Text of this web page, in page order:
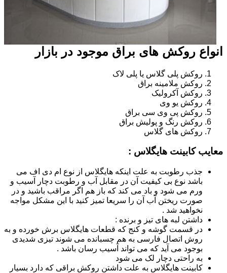
انواع روکش های براق موجود در بازار
روکش پلی گلاس یا پلی لاک
روکش ملامینه براق
روکش آکرولیک
روکش یو وی
روکش پی وی سی براق
روکش رنگ و پولیش براق
روکش های گلاس
معایب کابینت هایگلاس :
جذب رطوبت به علت اینکه هایگلاس از نوع ام دی اف می
باشد نوع بی کیفیت آن در مقابل آب و رطوبت دچار آسیب و
ورم می شود و باد می کند که باز هم اگر مراقب باشید و در
صورت ریختن آب آن را سریعا تمیز کنید با این مشکل مواجه
نخواهید شد .
داشتن لبه های تیز و برنده :
در قسمت گوشه و کنج که قطعات هایگلاس برش خورده و به
روش اتصال فارسی به هم چسبانده می شوند تیزی شدیدی
بوجود می آید که می تواند آسیب رسان باشد .
به راحتی دچار لک می شود
کابینت هایگلاس به علت داشتن روکش براقی که دارد بسیار